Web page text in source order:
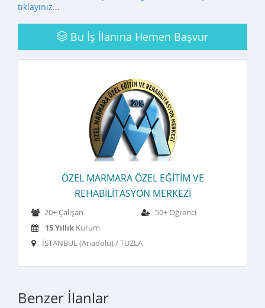
tıklayınız...
Bu İş İlanına Hemen Başvur
ÖZEL MARMARA ÖZEL EĞITIM VE
REHABILITASYON MERKEZI
20+ Çalışan
50+ Öğrenci
15 Yıllık Kurum
İSTANBUL (Anadolu) / TUZLA
Benzer İlanlar